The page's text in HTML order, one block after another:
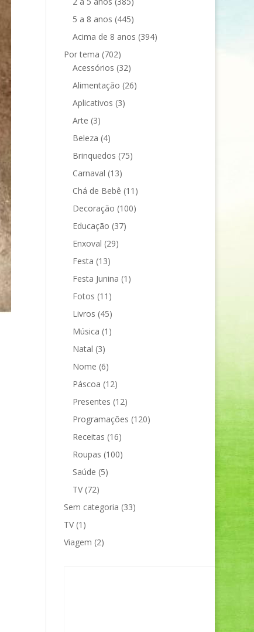
5 a 8 anos (445)
Acima de 8 anos (394)
Por tema (702)
Acessórios (32)
Alimentação (26)
Aplicativos (3)
Arte (3)
Beleza (4)
Brinquedos (75)
Carnaval (13)
Chá de Bebê (11)
Decoração (100)
Educação (37)
Enxoval (29)
Festa (13)
Festa Junina (1)
Fotos (11)
Livros (45)
Música (1)
Natal (3)
Nome (6)
Páscoa (12)
Presentes (12)
Programações (120)
Receitas (16)
Roupas (100)
Saúde (5)
TV(72)
Sem categoria (33)
TV(1)
Viagem (2)